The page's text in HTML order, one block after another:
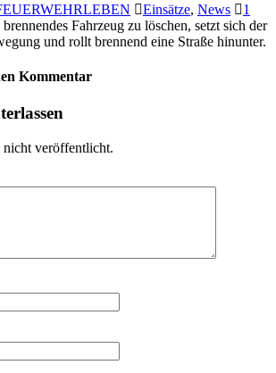
Einsätze, News
1
Fahrzeug zu löschen, setzt sich der
und rollt brennend eine Straße hinunter.
Kommentar
veröffentlicht.